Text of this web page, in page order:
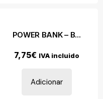
POWER BANK – B...
7,75€ IVA incluido
Adicionar